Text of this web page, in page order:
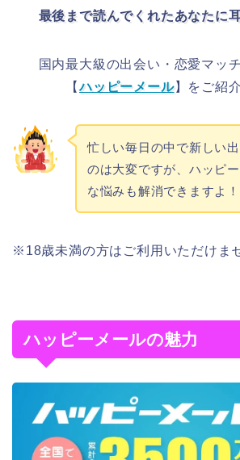
最後まで読んでくれたあなたに
国内最大級の出会い・恋愛マッ
【ハッピーメール】をご紹
忙しい毎日の中で新しい
のは大変ですが、ハッピ
な悩みも解消できますよ！
※18歳未満の方はご利用いただけま
ハッピーメールの魅力